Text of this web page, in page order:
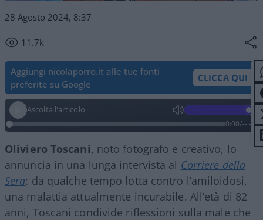
28 Agosto 2024, 8:37
11.7k
Aggiungi nicolaporro.it alle tue fonti
preferite su Google
CLICCA QUI
Ascolta l'articolo
0:00/--:--
Oliviero Toscani, noto fotografo e creativo, lo
annuncia in una lunga intervista al Corriere della
Sera: da qualche tempo lotta contro l’amiloidosi,
una malattia attualmente incurabile. All’età di 82
anni, Toscani condivide riflessioni sulla male che